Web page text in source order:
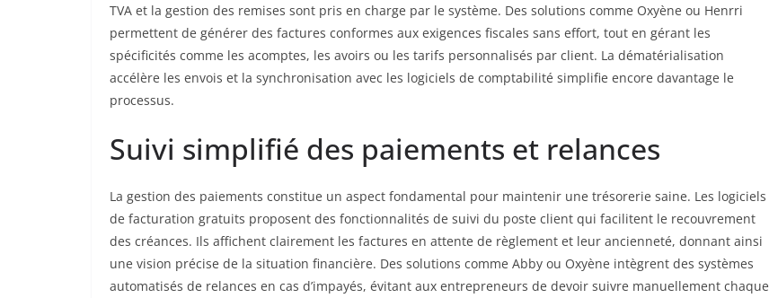
TVA et la gestion des remises sont pris en charge par le système. Des solutions comme Oxyène ou Henrri
permettent de générer des factures conformes aux exigences fiscales sans effort, tout en gérant les
spécificités comme les acomptes, les avoirs ou les tarifs personnalisés par client. La dématérialisation
accélère les envois et la synchronisation avec les logiciels de comptabilité simplifie encore davantage le
processus.
Suivi simplifié des paiements et relances
La gestion des paiements constitue un aspect fondamental pour maintenir une trésorerie saine. Les logiciels
de facturation gratuits proposent des fonctionnalités de suivi du poste client qui facilitent le recouvrement
des créances. Ils affichent clairement les factures en attente de règlement et leur ancienneté, donnant ainsi
une vision précise de la situation financière. Des solutions comme Abby ou Oxyène intègrent des systèmes
automatisés de relances en cas d’impayés, évitant aux entrepreneurs de devoir suivre manuellement chaque